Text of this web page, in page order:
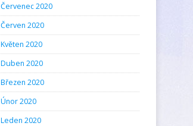
Červenec 2020
Červen 2020
Květen 2020
Duben 2020
Březen 2020
Únor 2020
Leden 2020